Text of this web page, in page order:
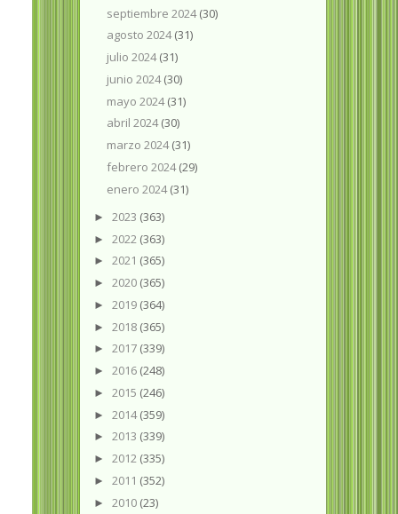
septiembre 2024(30)
agosto 2024(31)
julio 2024(31)
junio 2024(30)
mayo 2024(31)
abril 2024(30)
marzo 2024(31)
febrero 2024(29)
enero 2024(31)
► 2023 (363)
► 2022 (363)
► 2021 (365)
► 2020 (365)
► 2019 (364)
► 2018 (365)
► 2017 (339)
► 2016 (248)
► 2015 (246)
► 2014(359)
► 2013 (339)
► 2012 (335)
► 2011 (352)
► 2010 (23)